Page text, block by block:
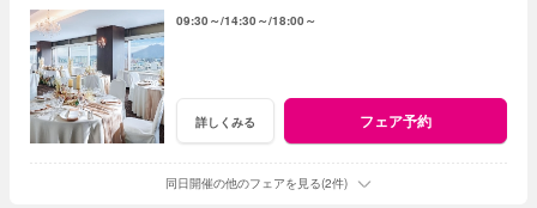
09:30～ 14:30～ 18:00～
詳しくみる フェア予約
同日開催の他のフェアを見る(2件)